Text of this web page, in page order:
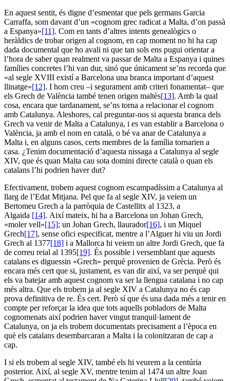
En aquest sentit, és digne d’esmentar que pels germans Garcia
Carraffa, som davant d’un «cognom grec radicat a Malta, d’on passà
a Espanya»[11]. Com en tants d’altres intents genealògics o
heràldics de trobar origen al cognom, en cap moment no hi ha cap
dada documental que ho avali ni que tan sols ens pugui orientar a
l’hora de saber quan realment va passar de Malta a Espanya i quines
famílies concretes l’hi van dur, sinó que únicament se’ns recorda que
«al segle XVIII existí a Barcelona una branca important d’aquest
llinatge»[12]. I hom creu –i segurament amb criteri fonamentat– que
els Grech de València també tenen origen maltès[13]. Amb la qual
cosa, encara que tardanament, se’ns torna a relacionar el cognom
amb Catalunya. Aleshores, cal preguntar-nos si aquesta branca dels
Grech va venir de Malta a Catalunya, i es van establir a Barcelona o
València, ja amb el nom en català, o bé va anar de Catalunya a
Malta i, en alguns casos, certs membres de la família tornarien a
casa. ¿Tenim documentació d’aquesta nissaga a Catalunya al segle
XIV, que és quan Malta cau sota domini directe català o quan els
catalans l’hi podrien haver dut?
Efectivament, trobem aquest cognom escampadíssim a Catalunya al
llarg de l’Edat Mitjana. Pel que fa al segle XIV, ja veiem un
Bertomeu Grech a la parròquia de Castellitx al 1323, a
Algaida [14]. Així mateix, hi ha a Barcelona un Johan Grech,
«moler vell»[15]; un Johan Grech, llaurador[16], i un Miquel
Grech[17], sense ofici especificat, mentre a l’Alguer hi viu un Jordi
Grech al 1377[18] i a Mallorca hi veiem un altre Jordi Grech, que fa
de correu reial al 1395[19]. És possible i versemblant que aquests
catalans es diguessin «Grech» perquè provenien de Grècia. Però és
encara més cert que si, justament, es van dir així, va ser perquè qui
els va batejar amb aquest cognom va ser la llengua catalana i no cap
més altra. Que els trobem ja al segle XIV a Catalunya no és cap
prova definitiva de re. És cert. Però sí que és una dada més a tenir en
compte per reforçar la idea que tots aquells pobladors de Malta
cognomenats així podrien haver vingut tranquil·lament de
Catalunya, on ja els trobem documentats precisament a l’època en
què els catalans desembarcaran a Malta i la colonitzaran de cap a
cap.
I si els trobem al segle XIV, també els hi veurem a la centúria
posterior. Així, al segle XV, mentre tenim al 1474 un altre Joan